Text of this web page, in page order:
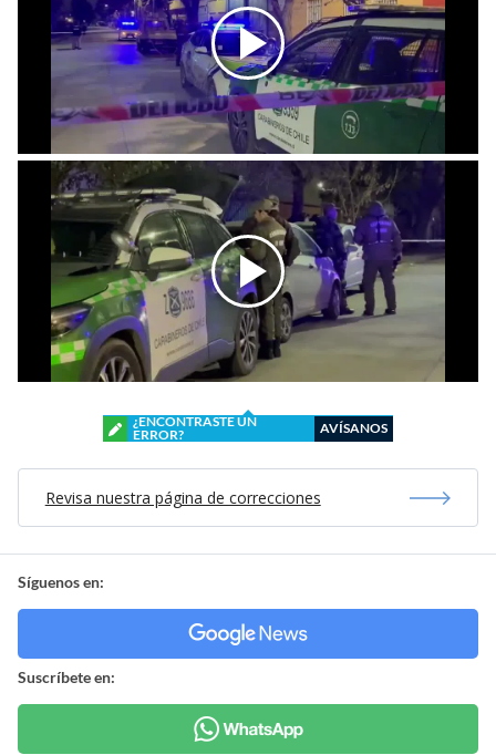
¿ENCONTRASTE UN
ERROR?
AVÍSANOS
Revisa nuestra página de correcciones
Síguenos en:
Suscríbete en: